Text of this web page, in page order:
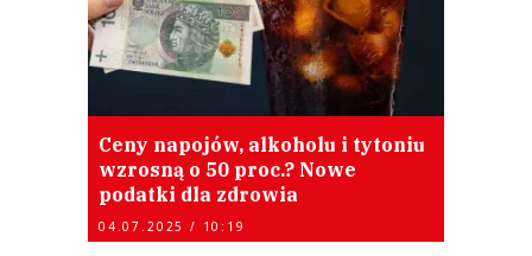
Ceny napojów, alkoholu i tytoniu
wzrosną o 50 proc.? Nowe
podatki dla zdrowia
04.07.2025 / 10:19